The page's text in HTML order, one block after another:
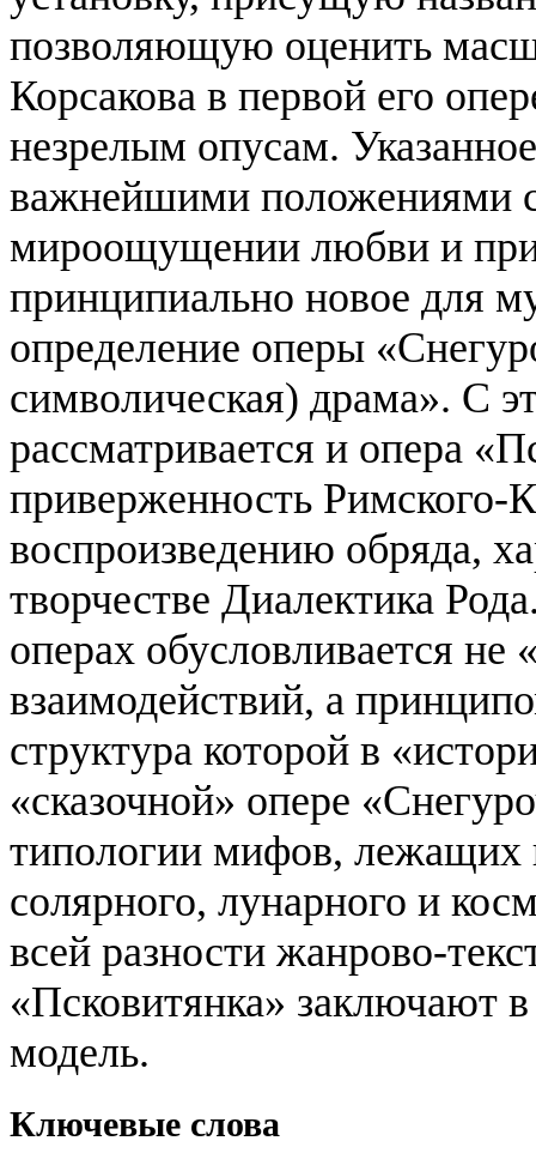
позволяющую оценить
Корсакова в первой его
незрелым опусам.
важнейшими положениями
мироощущении любви и
принципиально новое для
определение оперы
символическая) драма». С
рассматривается и опера
приверженность Римского-
воспроизведению обряда,
творчестве Диалектика
операх обусловливается не
взаимодействий, а
структура которой в
«сказочной» опере
типологии мифов, лежащих
солярного, лунарного и
всей разности жанрово-
«Псковитянка» заключают
модель.
Ключевые слова